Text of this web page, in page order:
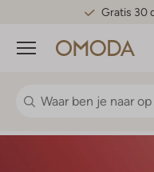
Gratis 30
Menu